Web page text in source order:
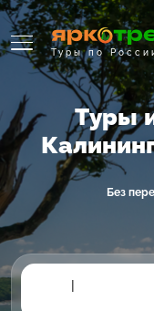
Туры по
Туры
Без
|